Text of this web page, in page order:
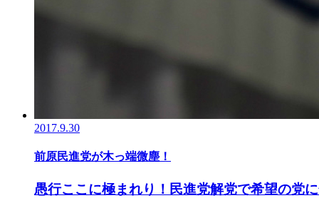
2017.9.30
前原民進党が木っ端微塵！
愚行ここに極まれり！民進党解党で希望の党